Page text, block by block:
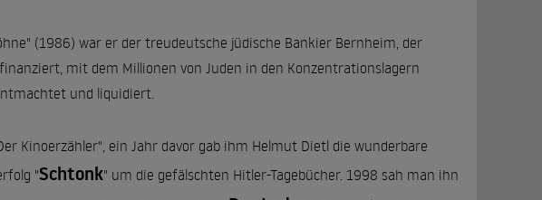
(1986) war er der treudeutsche jüdische Bankier Bernheim, der
mit dem Millionen von Juden in den Konzentrationslagern
und liquidiert.
Kinoerzähler", ein Jahr davor gab ihm Helmut Dietl die wunderbare
"Schtonk" um die gefälschten Hitler-Tagebücher. 1998 sah man ihn